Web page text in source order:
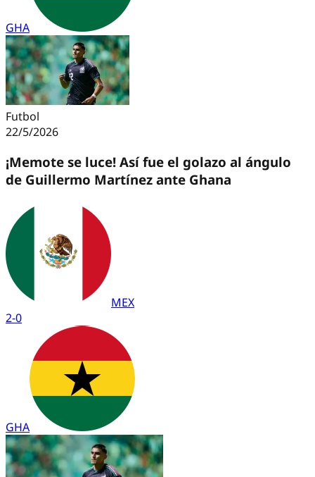
GHA
Futbol
22/5/2026
¡Memote se luce! Así fue el golazo al ángulo
de Guillermo Martínez ante Ghana
MEX
2-0
GHA